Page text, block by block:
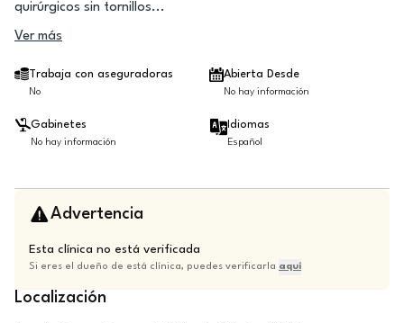
quirúrgicos sin tornillos...
Ver más
Trabaja con aseguradoras
No
Abierta Desde
No hay información
Gabinetes
No hay información
Idiomas
Español
Advertencia
Esta clínica no está verificada
Si eres el dueño de está clínica, puedes verificarla aquí
Localización